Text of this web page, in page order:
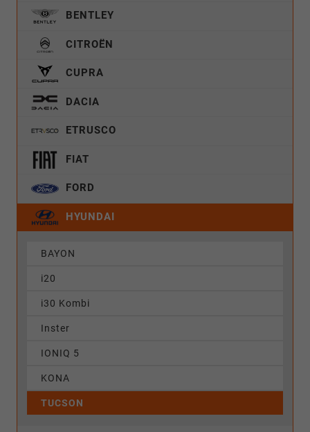
BENTLEY
CITROËN
CUPRA
DACIA
ETRUSCO
FIAT
FORD
HYUNDAI
BAYON
i20
i30 Kombi
Inster
IONIQ 5
KONA
TUCSON